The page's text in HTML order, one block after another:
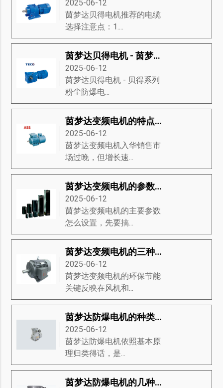
2025-06-12
茵梦达贝得电机推荐的电缆
选择注意点：1....
茵梦达贝得电机 - 茵梦达粉尘防爆电动机
2025-06-12
茵梦达贝得电机​ - 贝得系列
粉尘防爆电...
茵梦达变频电机的特点及维修
2025-06-12
茵梦达变频电机入华销售市
场过晚，但增长速...
茵梦达变频电机的参数该如何设置？
2025-06-12
茵梦达变频电机的主要参数
怎么设置，先要搞...
茵梦达变频电机的三种基础分类
2025-06-12
茵梦达变频电机的环保节能
关键反映在风机和...
茵梦达防爆电机的种类有哪些？茵梦达防爆电机的维修方式有哪些？
2025-06-12
茵梦达防爆电机​依照基本原
理归类得话，是...
茵梦达防爆电机的几种常见种类